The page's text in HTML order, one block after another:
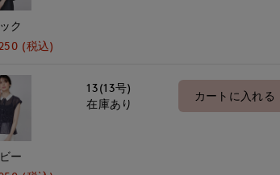
ク
(税込)
ー
13(13号)
在庫あり
カートに入れる